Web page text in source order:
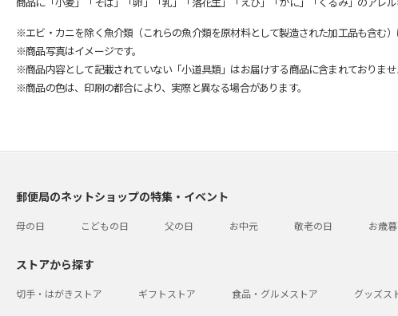
※エビ・カニを除く魚介類（これらの魚介類を原材料として製造された加工品も含む
※商品写真はイメージです。
※商品内容として記載されていない「小道具類」はお届けする商品に含まれておりませ
※商品の色は、印刷の都合により、実際と異なる場合があります。
郵便局のネットショップの特集・イベント
母の日 こどもの日 父の日 お中元 敬老の日 お歳暮
ストアから探す
切手・はがきストア ギフトストア 食品・グルメストア グッズス